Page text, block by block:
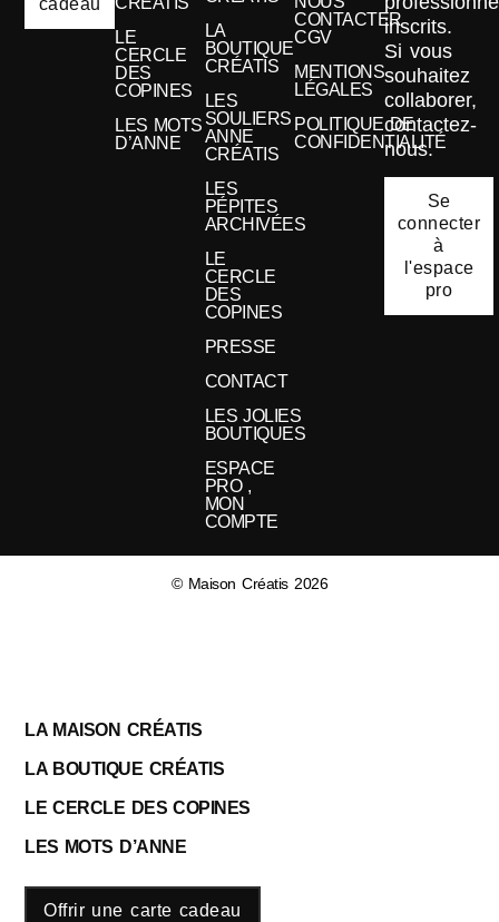
LE
CERCLE
DES
COPINES
LES MOTS
D’ANNE
LA
BOUTIQUE
CRÉATIS
LES
SOULIERS
ANNE
CRÉATIS
LES
PÉPITES
ARCHIVÉES
LE
CERCLE
DES
COPINES
PRESSE
CONTACT
LES JOLIES
BOUTIQUES
ESPACE
PRO ,
MON
COMPTE
CONTACTER
CGV
MENTIONS
LÉGALES
POLITIQUE DE
CONFIDENTIALITÉ
inscrits.
Si vous
souhaitez
collaborer,
contactez-
nous.
Se
connecter
à
l'espace
pro
© Maison Créatis 2026
LA MAISON CRÉATIS
LA BOUTIQUE CRÉATIS
LE CERCLE DES COPINES
LES MOTS D’ANNE
Offrir une carte cadeau